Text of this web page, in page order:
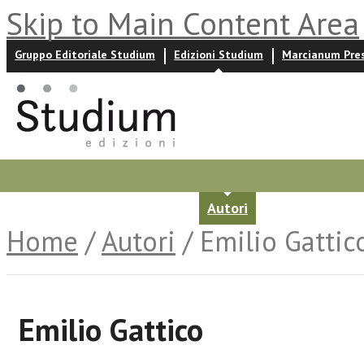
Skip to Main Content Area
Gruppo Editoriale Studium Edizioni Studium Marcianum
Autori
Home /Autori / Emilio
Emilio Gattico